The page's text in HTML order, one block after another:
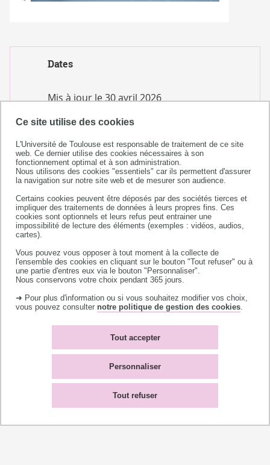
Ce site utilise des cookies
L'Université de Toulouse est responsable de traitement de ce site
web. Ce dernier utilise des cookies nécessaires à son
fonctionnement optimal et à son administration.
Nous utilisons des cookies "essentiels" car ils permettent d'assurer
la navigation sur notre site web et de mesurer son audience.
Certains cookies peuvent être déposés par des sociétés tierces et
impliquer des traitements de données à leurs propres fins. Ces
cookies sont optionnels et leurs refus peut entrainer une
impossibilité de lecture des éléments (exemples : vidéos, audios,
cartes).
Vous pouvez vous opposer à tout moment à la collecte de
l'ensemble des cookies en cliquant sur le bouton "Tout refuser" ou à
une partie d'entres eux via le bouton "Personnaliser".
Nous conservons votre choix pendant 365 jours.
➜ Pour plus d'information ou si vous souhaitez modifier vos choix,
vous pouvez consulter notre politique de gestion des cookies
Tout accepter
Tout refuser
Personnaliser
Dates
Mis à jour le30 avril 2026
Auteur(s)
SCUIO-IP
Université de Toulouse
118 route de Narbonne
31062 TOULOUSE CEDEX 9
téléphone +33 (0)5 61 55 66 11